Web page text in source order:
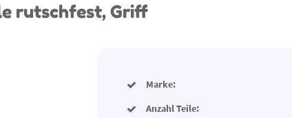
rutschfest, Griff
Marke:
Anzahl Teile: